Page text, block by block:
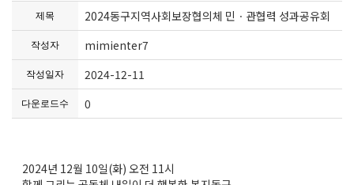
제목 2024동구지역사회보장협의체 민ㆍ관협력 성과공유회
작성자 mimienter7
작성일자 2024-12-11
다운로드수 0
2024년 12월 10일(화) 오전 11시